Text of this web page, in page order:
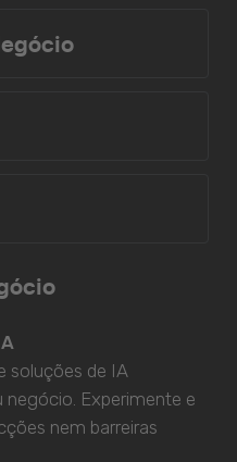
soluções de IA
Experimente e
nem barreiras